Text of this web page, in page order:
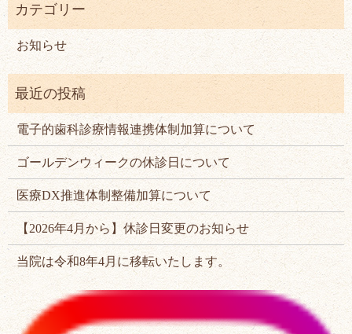
お知らせ
電子的歯科診療情報連携体制加算について
ゴールデンウィークの休診日について
医療DX推進体制整備加算について
【2026年4月から】休診日変更のお知らせ
当院は令和8年4月に移転いたします。